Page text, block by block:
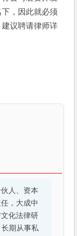
，因此就必须
议聘请律师详
人、资本
，大成中
化法律研
期从事私